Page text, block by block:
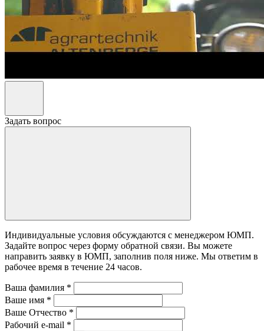
Задать вопрос
Индивидуальные условия обсуждаются с менеджером ЮМП.
Задайте вопрос через форму обратной связи. Вы можете
направить заявку в ЮМП, заполнив поля ниже. Mы ответим в
рабочее время в течение 24 часов.
Ваша фамилия *
Ваше имя *
Ваше Отчество *
Рабочий e-mail *